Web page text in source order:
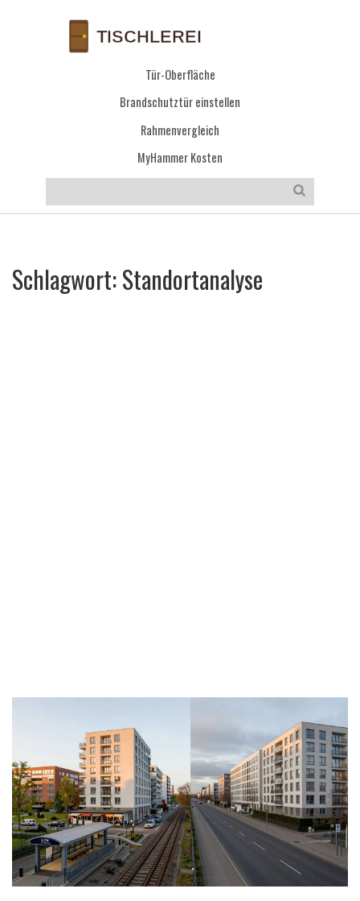
Tür-Oberfläche
Brandschutztür einstellen
Rahmenvergleich
MyHammer Kosten
Schlagwort: Standortanalyse